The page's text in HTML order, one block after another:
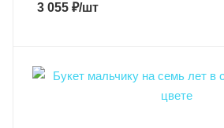
3 055 ₽/шт